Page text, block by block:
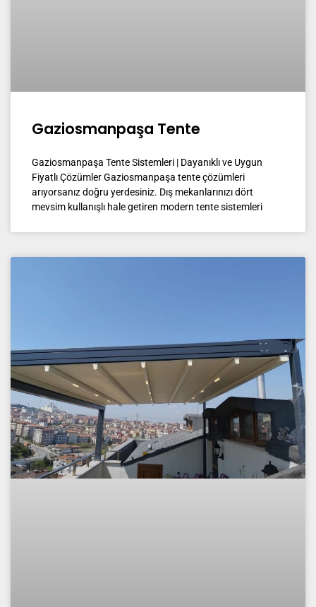
Gaziosmanpaşa Tente
Gaziosmanpaşa Tente Sistemleri | Dayanıklı ve Uygun
Fiyatlı Çözümler Gaziosmanpaşa tente çözümleri
arıyorsanız doğru yerdesiniz. Dış mekanlarınızı dört
mevsim kullanışlı hale getiren modern tente sistemleri